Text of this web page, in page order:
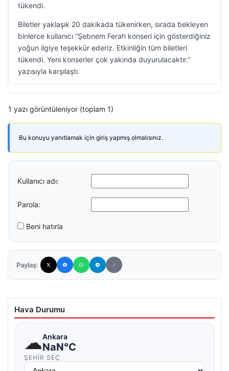
tükendi.
Biletler yaklaşık 20 dakikada tükenirken, sırada bekleyen
binlerce kullanıcı “Şebnem Ferah konseri için gösterdiğiniz
yoğun ilgiye teşekkür ederiz. Etkinliğin tüm biletleri
tükendi. Yeni konserler çok yakında duyurulacaktır.”
yazısıyla karşılaştı.
1 yazı görüntüleniyor (toplam 1)
Bu konuyu yanıtlamak için giriş yapmış olmalısınız.
Kullanıcı adı:
Parola:
Beni hatırla
Paylaş:
Hava Durumu
☁Ankara
NaN°C
ŞEHIR SEÇ